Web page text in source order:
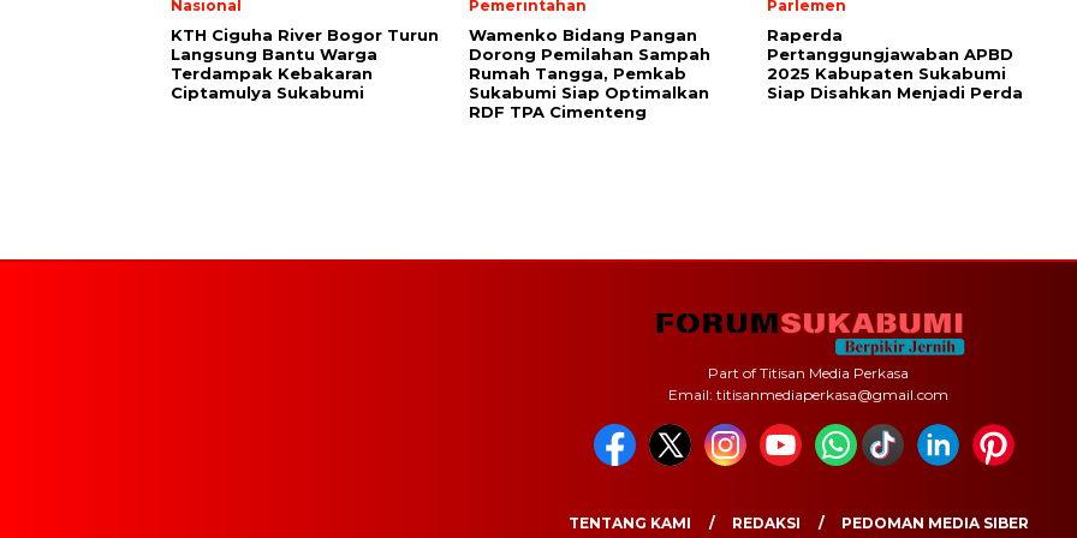
Nasional
KTH Ciguha River Bogor Turun
Langsung Bantu Warga
Terdampak Kebakaran
Ciptamulya Sukabumi
Pemerintahan
Wamenko Bidang Pangan
Dorong Pemilahan Sampah
Rumah Tangga, Pemkab
Sukabumi Siap Optimalkan
RDF TPA Cimenteng
Parlemen
Raperda
Pertanggungjawaban APBD
2025 Kabupaten Sukabumi
Siap Disahkan Menjadi Perda
Part of Titisan Media Perkasa
Email: titisanmediaperkasa@gmail.com
TENTANG KAMI REDAKSI PEDOMAN MEDIA SIBER